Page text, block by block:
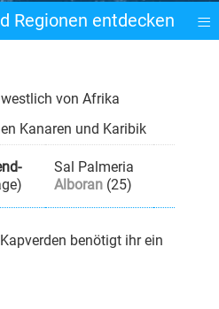
Regionen entdecken ≡
von Afrika
Kanaren und Karibik
Sal Palmeria
Alboran (25)
benötigt ihr ein